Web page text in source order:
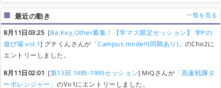
最近の動き 一覧を見る
8月11日03:25 [Ba,Key,Other募集！【学マス限定セッション】 学Pの
遊び場 vol.1] グチくんさんが 「Campus mode!!(同期あり)」 のCho2に
エントリーしました。
8月11日02:01 [第13回 1985-1995セッション] MiQさんが 「高速戦隊タ
ーボレンジャー」のVo1にエントリーしました。